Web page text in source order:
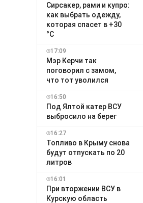
Сирсакер, рами и купро:
как выбрать одежду,
которая спасет в +30
°C
17:09
Мэр Керчи так
поговорил с замом,
что тот уволился
16:50
Под Ялтой катер ВСУ
выбросило на берег
16:27
Топливо в Крыму снова
будут отпускать по 20
литров
16:01
При вторжении ВСУ в
Курскую область